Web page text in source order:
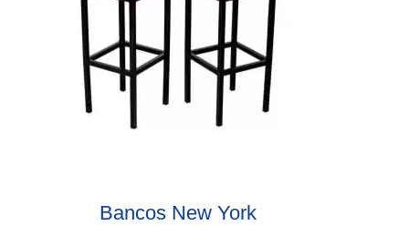
Bancos New York